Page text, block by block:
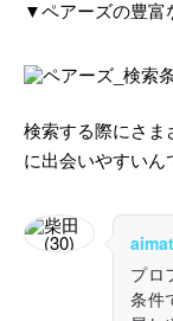
▼ペアーズの豊富
検索する際にさま
に出会いやすいん
プロ
条件